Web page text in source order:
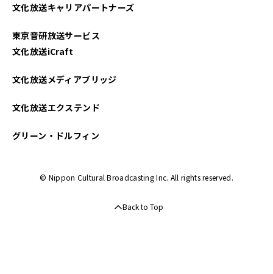
文化放送キャリアパートナーズ
東京音研放送サービス
文化放送iCraft
文化放送メディアブリッジ
文化放送エクステンド
グリーン・ドルフィン
© Nippon Cultural Broadcasting Inc. All rights reserved.
Back to Top